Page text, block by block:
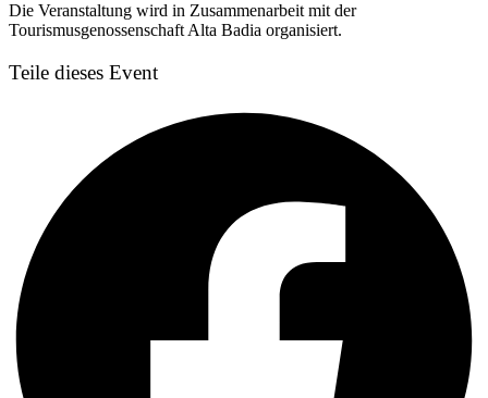
Die Veranstaltung wird in Zusammenarbeit mit der
Tourismusgenossenschaft Alta Badia organisiert.
Teile dieses Event